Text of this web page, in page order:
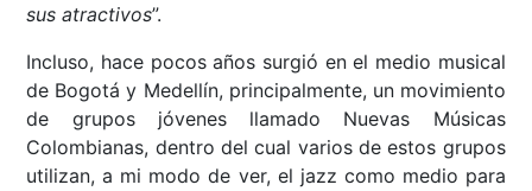
sus atractivos”.
Incluso, hace pocos años surgió en el medio musical
de Bogotá y Medellín, principalmente, un movimiento
de grupos jóvenes llamado Nuevas Músicas
Colombianas, dentro del cual varios de estos grupos
utilizan, a mi modo de ver, el jazz como medio para